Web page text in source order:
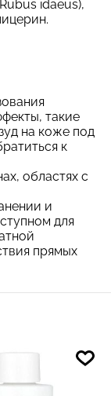
idaeus),
такие
на коже под
к
областях с
и
для
прямых